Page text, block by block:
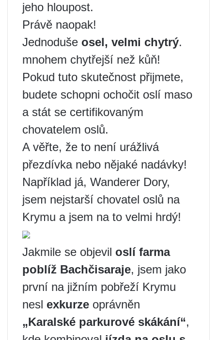
jeho hloupost.
Právě naopak!
Jednoduše osel, velmi chytrý.
mnohem chytřejší než kůň!
Pokud tuto skutečnost přijmete,
budete schopni ochočit oslí maso
a stát se certifikovaným
chovatelem oslů.
A věřte, že to není urážlivá
přezdívka nebo nějaké nadávky!
Například já, Wanderer Dory,
jsem nejstarší chovatel oslů na
Krymu a jsem na to velmi hrdý!
Jakmile se objevil oslí farma
poblíž Bachčisaraje, jsem jako
první na jižním pobřeží Krymu
nesl exkurze oprávněn
„Karalské parkurové skákání“,